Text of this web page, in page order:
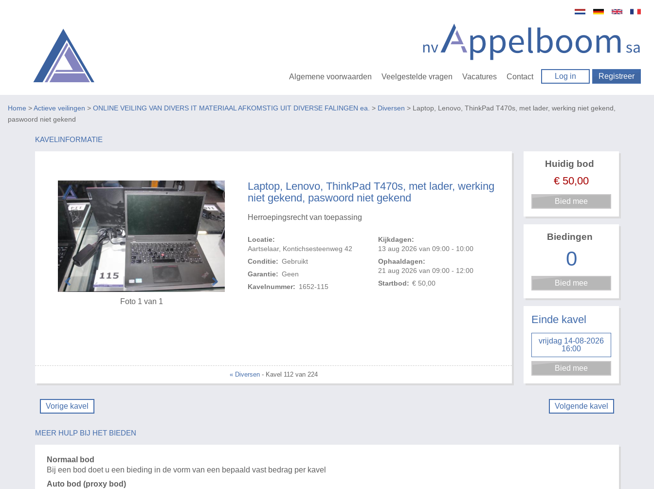
Algemene voorwaarden Veelgestelde vragen Vacatures Contact Log in Registreer
Home >Actieve veilingen > ONLINE VEILING VAN DIVERS IT MATERIAAL AFKOMSTIG UIT DIVERSE FALINGEN ea. > Diversen > Laptop, Lenovo, ThinkPad T470s, met lader, werking niet gekend,
paswoord niet gekend
KAVELINFORMATIE
Laptop, Lenovo, ThinkPad T470s, met lader, werking
niet gekend, paswoord niet gekend
Herroepingsrecht van toepassing
Locatie:
Aartselaar, Kontichsesteenweg 42
Conditie: Gebruikt
Garantie: Geen
Kavelnummer: 1652-115
Kijkdagen:
13 aug 2026 van 09:00 - 10:00
Ophaaldagen:
21 aug 2026 van 09:00 - 12:00
Startbod: € 50,00
Foto 1 van 1
« Diversen- Kavel 112 van 224
Huidig bod
€ 50,00
Biedingen
0
Einde kavel
vrijdag 14-08-2026
16:00
Vorige kavel Volgende kavel
MEER HULP BIJ HET BIEDEN
Normaal bod
Bij een bod doet u een bieding in de vorm van een bepaald vast bedrag per kavel
Auto bod (proxy bod)